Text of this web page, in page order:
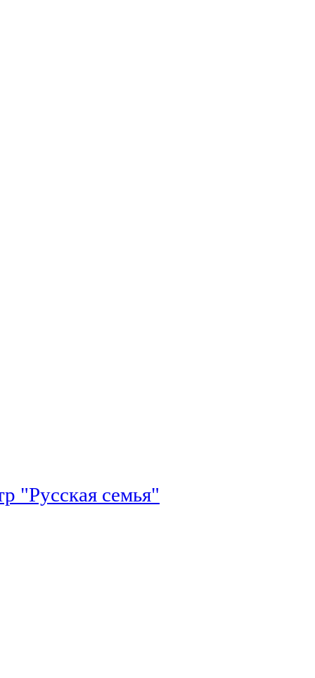
"Русская семья"